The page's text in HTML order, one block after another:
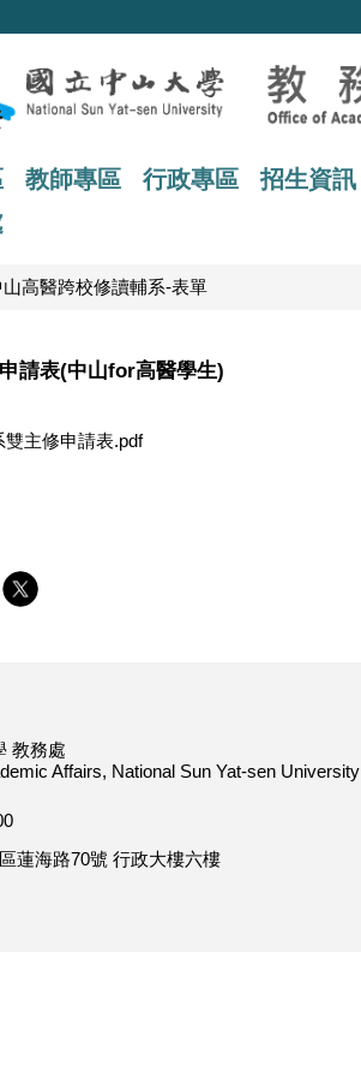
教師專區 行政專區 招生資訊
山高醫跨校修讀輔系-表單
請表(中山for高醫學生)
雙主修申請表.pdf
教務處
Affairs, National Sun Yat-sen University
蓮海路70號 行政大樓六樓